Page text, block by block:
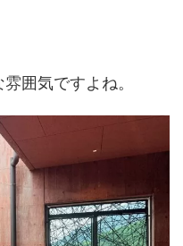
囲気ですよね。